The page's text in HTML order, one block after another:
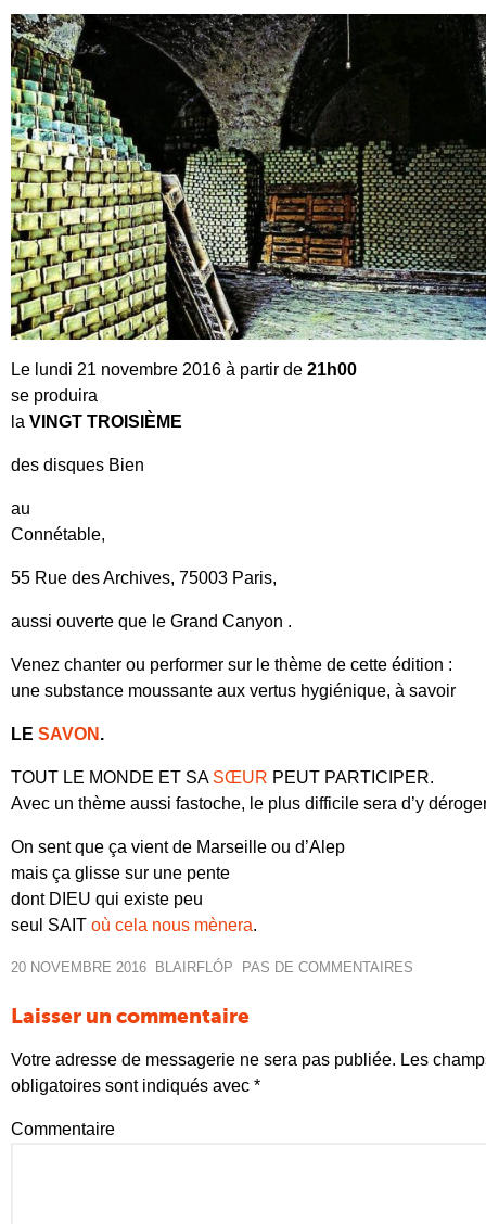
Le lundi 21 novembre 2016 à partir de 21h00
se produira
la VINGT TROISIÈME
des disques Bien
au
Connétable,
55 Rue des Archives, 75003 Paris,
aussi ouverte que le Grand Canyon .
Venez chanter ou performer sur le thème de cette édition :
une substance moussante aux vertus hygiénique, à savoir
LE SAVON .
TOUT LE MONDE ET SA SŒUR PEUT PARTICIPER.
Avec un thème aussi fastoche, le plus difficile sera d’y
On sent que ça vient de Marseille ou d’Alep
mais ça glisse sur une pente
dont DIEU qui existe peu
seul SAIT où cela nous mènera.
20 NOVEMBRE 2016 BLAIRFLÓP PAS DE COMMENTAIRES
Laisser un commentaire
Votre adresse de messagerie ne sera pas publiée. Les
obligatoires sont indiqués avec *
Commentaire